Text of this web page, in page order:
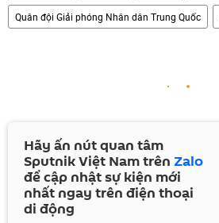
Quân đội Giải phóng Nhân dân Trung Quốc
Hãy ấn nút quan tâm
Sputnik Việt Nam trên Zalo
để cập nhật sự kiện mới
nhất ngay trên điện thoại
di động